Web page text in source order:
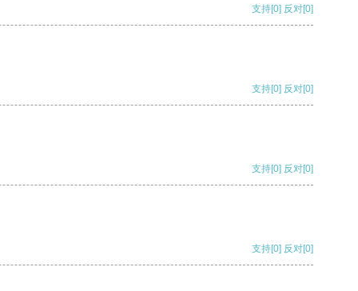
支持[0] 反对[0]
支持[0] 反对[0]
支持[0] 反对[0]
支持[0] 反对[0]